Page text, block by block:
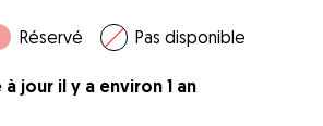
Réservé Pas disponible
jour il y a environ 1 an